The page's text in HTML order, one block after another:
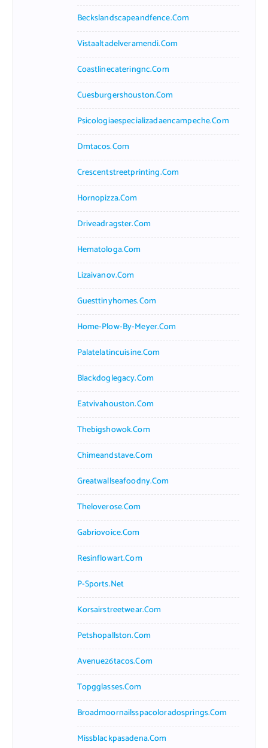
Beckslandscapeandfence.com
Vistaaltadelveramendi.com
Coastlinecateringnc.com
Cuesburgershouston.com
Psicologiaespecializadaencampeche.com
Dmtacos.com
Crescentstreetprinting.com
Hornopizza.com
Driveadragster.com
Hematologa.com
Lizaivanov.com
Guesttinyhomes.com
Home-Plow-By-Meyer.com
Palatelatincuisine.com
Blackdoglegacy.com
Eatvivahouston.com
Thebigshowok.com
Chimeandstave.com
Greatwallseafoodny.com
Theloverose.com
Gabriovoice.com
Resinflowart.com
P-Sports.net
Korsairstreetwear.com
Petshopallston.com
Avenue26tacos.com
Topgglasses.com
Broadmoornailsspacoloradosprings.com
Missblackpasadena.com